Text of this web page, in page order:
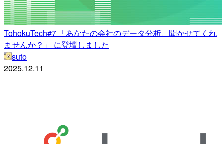
TohokuTech#7 「あなたの会社のデータ分析、聞かせてくれ
ませんか？」 に登壇しました
suto
2025.12.11